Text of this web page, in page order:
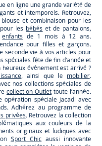
en ligne une grande variété de
et intemporels. Retrouvez,
et combinaison pour les
les bébés et de pantalons,
enfants de 1 mois à 12 ans.
pour filles et garçons.
seconde vie à vos articles pour
spéciales fête de fin d’année et
heureux événement est arrivé ?
, ainsi que le mobilier.
nos collections spéciales de
collection Outlet toute l’année.
opération spéciale Jacadi avec
Adhérez au programme de
privées. Retrouvez la collection
aux couleurs de la
originaux et ludiques avec
Sport Chicaussi innovante